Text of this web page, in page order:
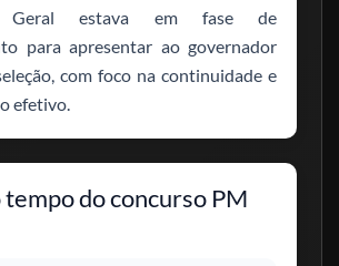
Geral estava em fase de
para apresentar ao governador
com foco na continuidade e
efetivo.
tempo do concurso PM